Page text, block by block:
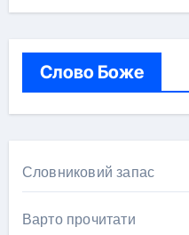
Слово Боже
Словниковий запас
Варто прочитати